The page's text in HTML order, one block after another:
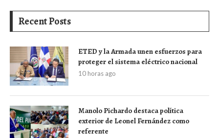
Recent Posts
ETED y la Armada unen esfuerzos para
proteger el sistema eléctrico nacional
10 horas ago
Manolo Pichardo destaca política
exterior de Leonel Fernández como
referente